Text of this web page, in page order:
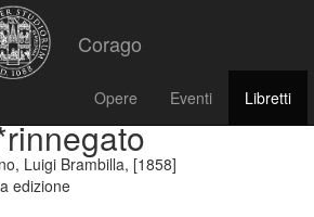
Corago
Opere Eventi Libretti
Luigi Brambilla, [1858]
edizione